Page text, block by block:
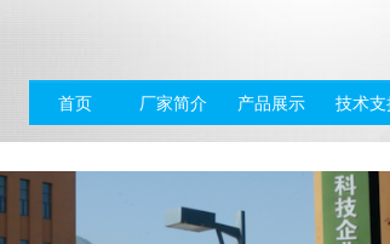
首页 厂家简介 产品展示 技术支